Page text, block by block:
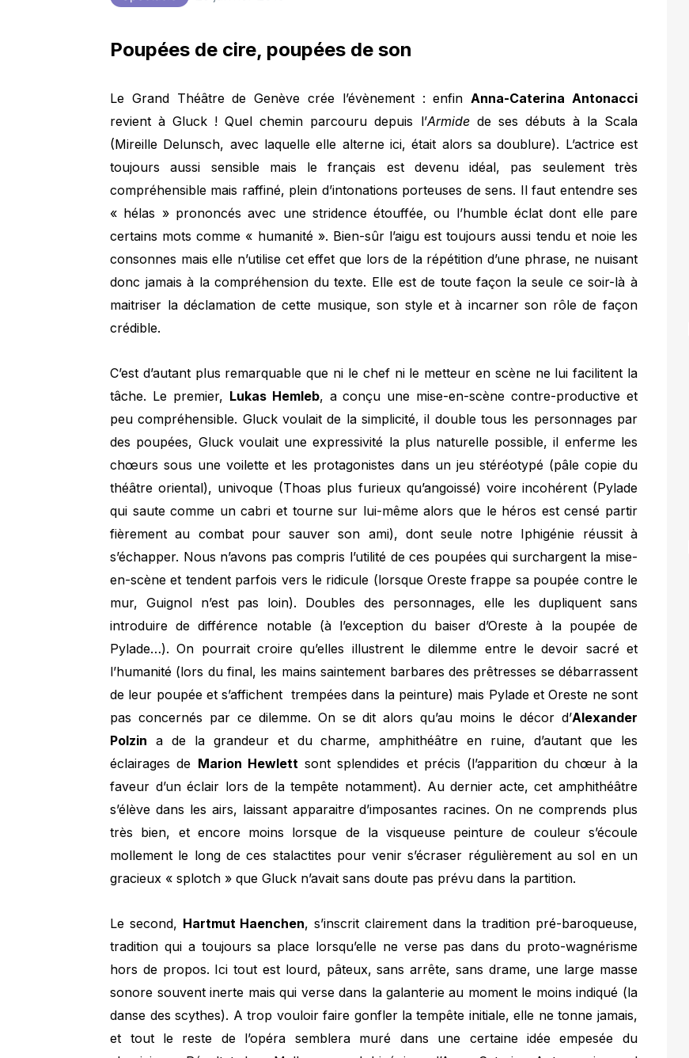
Poupées de cire, poupées de son
Le Grand Théâtre de Genève crée l’évènement : enfinAnna-Caterina Antonacci
revient à Gluck ! Quel chemin parcouru depuis l’Armidede ses débuts à la Scala
(Mireille Delunsch, avec laquelle elle alterne ici, était alors sa doublure). L’actrice est
toujours aussi sensible mais le français est devenu idéal, pas seulement très
compréhensible mais raffiné, plein d’intonations porteuses de sens. Il faut entendre ses
« hélas » prononcés avec une stridence étouffée, ou l’humble éclat dont elle pare
certains mots comme « humanité ». Bien-sûr l’aigu est toujours aussi tendu et noie les
consonnes mais elle n’utilise cet effet que lors de la répétition d’une phrase, ne nuisant
donc jamais à la compréhension du texte. Elle est de toute façon la seule ce soir-là à
maitriser la déclamation de cette musique, son style et à incarner son rôle de façon
crédible.
C’est d’autant plus remarquable que ni le chef ni le metteur en scène ne lui facilitent la
tâche. Le premier, Lukas Hemleb, a conçu une mise-en-scène contre-productive et
peu compréhensible. Gluck voulait de la simplicité, il double tous les personnages par
des poupées, Gluck voulait une expressivité la plus naturelle possible, il enferme les
chœurs sous une voilette et les protagonistes dans un jeu stéréotypé (pâle copie du
théâtre oriental), univoque (Thoas plus furieux qu’angoissé) voire incohérent (Pylade
qui saute comme un cabri et tourne sur lui-même alors que le héros est censé partir
fièrement au combat pour sauver son ami), dont seule notre Iphigénie réussit à
s’échapper. Nous n’avons pas compris l’utilité de ces poupées qui surchargent la mise-
en-scène et tendent parfois vers le ridicule (lorsque Oreste frappe sa poupée contre le
mur, Guignol n’est pas loin). Doubles des personnages, elle les dupliquent sans
introduire de différence notable (à l’exception du baiser d’Oreste à la poupée de
Pylade…). On pourrait croire qu’elles illustrent le dilemme entre le devoir sacré et
l’humanité (lors du final, les mains saintement barbares des prêtresses se débarrassent
de leur poupée et s’affichent trempées dans la peinture) mais Pylade et Oreste ne sont
pas concernés par ce dilemme. On se dit alors qu’au moins le décor d’Alexander
Polzin a de la grandeur et du charme, amphithéâtre en ruine, d’autant que les
éclairages de Marion Hewlettsont splendides et précis (l’apparition du chœur à la
faveur d’un éclair lors de la tempête notamment). Au dernier acte, cet amphithéâtre
s’élève dans les airs, laissant apparaitre d’imposantes racines. On ne comprends plus
très bien, et encore moins lorsque de la visqueuse peinture de couleur s’écoule
mollement le long de ces stalactites pour venir s’écraser régulièrement au sol en un
gracieux « splotch » que Gluck n’avait sans doute pas prévu dans la partition.
Le second, Hartmut Haenchen, s’inscrit clairement dans la tradition pré-baroqueuse,
tradition qui a toujours sa place lorsqu’elle ne verse pas dans du proto-wagnérisme
hors de propos. Ici tout est lourd, pâteux, sans arrête, sans drame, une large masse
sonore souvent inerte mais qui verse dans la galanterie au moment le moins indiqué (la
danse des scythes). A trop vouloir faire gonfler la tempête initiale, elle ne tonne jamais,
et tout le reste de l’opéra semblera muré dans une certaine idée empesée du